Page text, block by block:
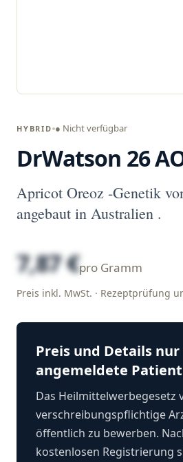
HYBRID ● Nicht verfügbar
DrWatson 26
Apricot Oreoz -Genetik
angebaut in Australien .
7,87 €pro Gramm
Preis inkl. MwSt. · Rezeptprüfung
Preis und Details
angemeldete
Das Heilmittelwerbegesetz
verschreibungspflichtige
öffentlich zu bewerben.
kostenlosen Registrierung